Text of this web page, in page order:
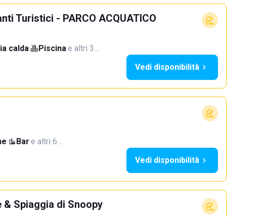
Turistici - PARCO ACQUATICO
calda· Piscina·e altri 3…
Vedi disponibilità
· Bar·e altri 6…
Vedi disponibilità
& Spiaggia di Snoopy